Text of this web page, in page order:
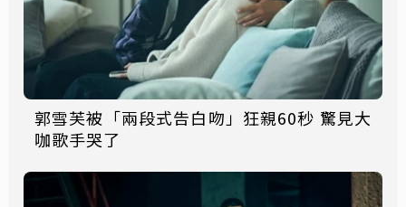
郭雪芙被「兩段式告白吻」狂親60秒 驚見大
咖歌手哭了